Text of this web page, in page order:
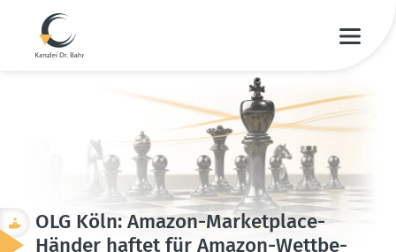
OLG Köln: Amazon-Market­place-
Händer haftet für Amazon-Wettbe­